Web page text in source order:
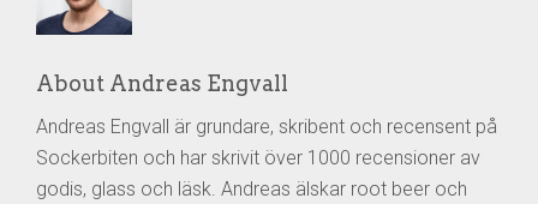
About Andreas Engvall
Andreas Engvall är grundare, skribent och recensent på
Sockerbiten och har skrivit över 1000 recensioner av
godis, glass och läsk. Andreas älskar root beer och